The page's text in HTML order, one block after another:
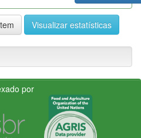
Visualizar estatísticas
por